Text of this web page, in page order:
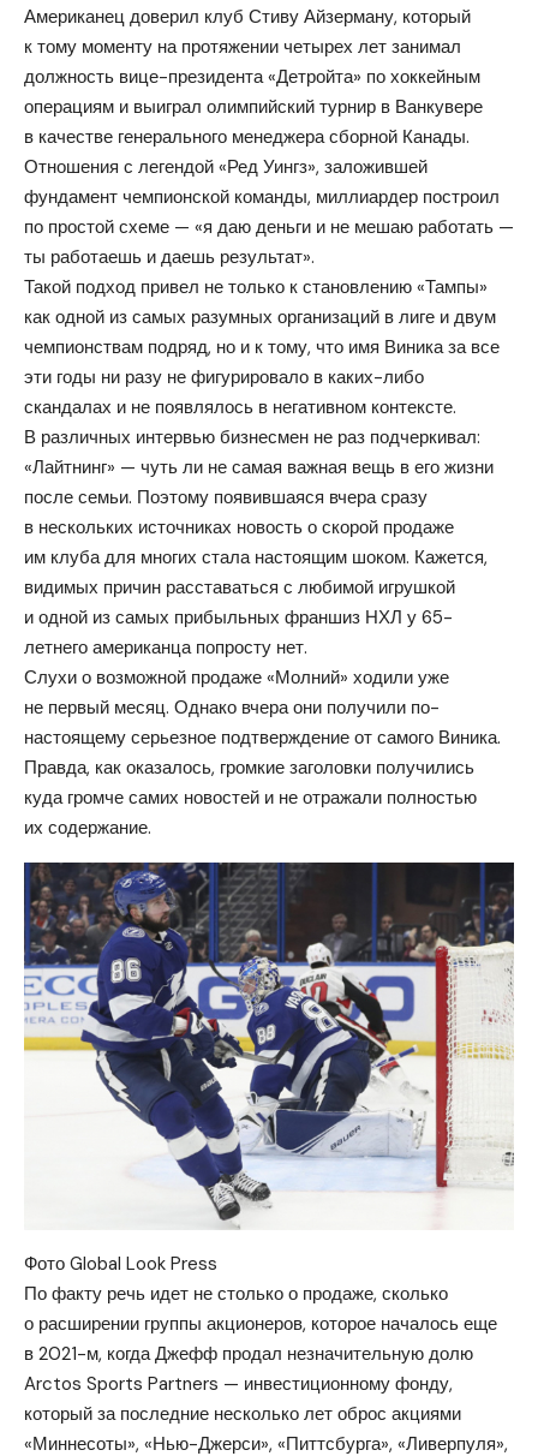
Американец доверил клуб Стиву Айзерману, который
к тому моменту на протяжении четырех лет занимал
должность вице-президента «Детройта» по хоккейным
операциям и выиграл олимпийский турнир в Ванкувере
в качестве генерального менеджера сборной Канады.
Отношения с легендой «Ред Уингз», заложившей
фундамент чемпионской команды, миллиардер построил
по простой схеме — «я даю деньги и не мешаю работать —
ты работаешь и даешь результат».
Такой подход привел не только к становлению «Тампы»
как одной из самых разумных организаций в лиге и двум
чемпионствам подряд, но и к тому, что имя Виника за все
эти годы ни разу не фигурировало в каких-либо
скандалах и не появлялось в негативном контексте.
В различных интервью бизнесмен не раз подчеркивал:
«Лайтнинг» — чуть ли не самая важная вещь в его жизни
после семьи. Поэтому появившаяся вчера сразу
в нескольких источниках новость о скорой продаже
им клуба для многих стала настоящим шоком. Кажется,
видимых причин расставаться с любимой игрушкой
и одной из самых прибыльных франшиз НХЛ у 65-
летнего американца попросту нет.
Слухи о возможной продаже «Молний» ходили уже
не первый месяц. Однако вчера они получили по-
настоящему серьезное подтверждение от самого Виника.
Правда, как оказалось, громкие заголовки получились
куда громче самих новостей и не отражали полностью
их содержание.
Фото Global Look Press
По факту речь идет не столько о продаже, сколько
о расширении группы акционеров, которое началось еще
в 2021-м, когда Джефф продал незначительную долю
Arctos Sports Partners — инвестиционному фонду,
который за последние несколько лет оброс акциями
«Миннесоты», «Нью-Джерси», «Питтсбурга», «Ливерпуля»,